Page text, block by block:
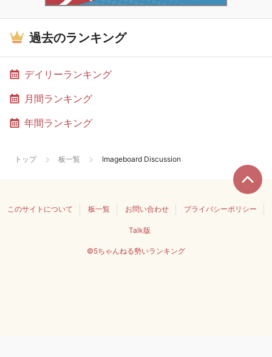
過去のランキング
デイリーランキング
月間ランキング
年間ランキング
トップ 板一覧 Imageboard Discussion
このサイトについて 板一覧 お問い合わせ プライバシーポリシー
Talk版
©5ちゃんねる勢いランキング